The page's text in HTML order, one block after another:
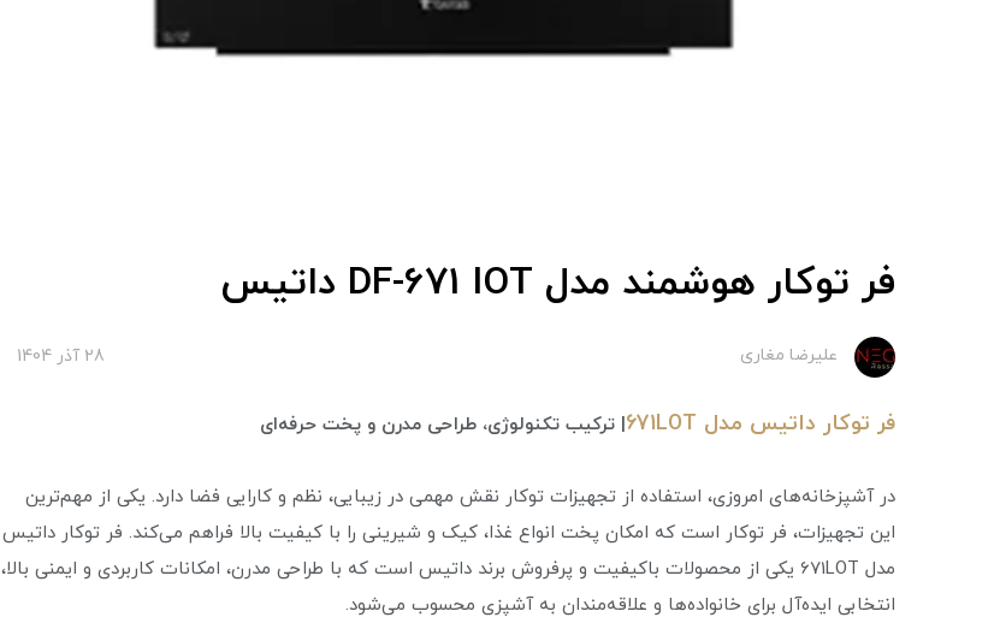
فر توکار هوشمند‌‌ مدل DF-671 IOT داتیس
علیرضا مغاری 28 آذر 1404
فر توکار داتیس مدل 671LOT | ترکیب تکنولوژی، طراحی مدرن و پخت حرفه‌ای
در آشپزخانه‌های امروزی، استفاده از تجهیزات توکار نقش مهمی در زیبایی، نظم و کارایی فضا دارد. یکی از مهم‌ترین
این تجهیزات، فر توکار است که امکان پخت انواع غذا، کیک و شیرینی را با کیفیت بالا فراهم می‌کند. فر توکار داتیس
مدل 671LOT یکی از محصولات باکیفیت و پرفروش برند داتیس است که با طراحی مدرن، امکانات کاربردی و ایمنی بالا،
انتخابی ایده‌آل برای خانواده‌ها و علاقه‌مندان به آشپزی محسوب می‌شود.